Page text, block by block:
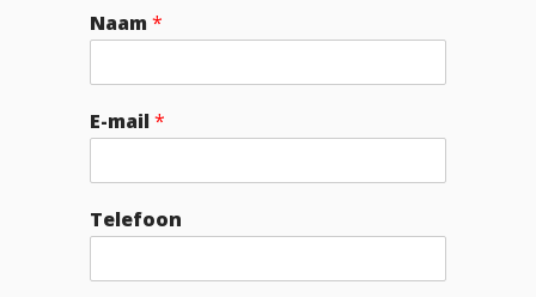
Naam*
E-mail*
Telefoon